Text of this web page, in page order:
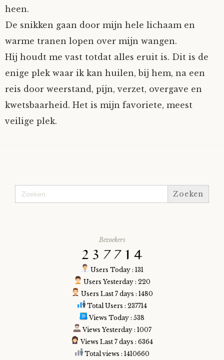
heen.
De snikken gaan door mijn hele lichaam en
warme tranen lopen over mijn wangen.
Hij houdt me vast totdat alles eruit is. Dit is de
enige plek waar ik kan huilen, bij hem, na een
reis door weerstand, pijn, verzet, overgave en
kwetsbaarheid. Het is mijn favoriete, meest
veilige plek.
Zoek
naar:
Bezoekers
Users Today : 131
Users Yesterday : 220
Users Last 7 days : 1480
Total Users : 237714
Views Today : 538
Views Yesterday : 1007
Views Last 7 days : 6364
Total views : 1410660